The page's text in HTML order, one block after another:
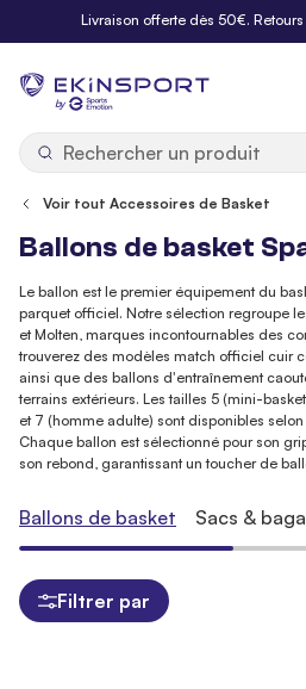
Allez au contenuLivraison offerte dès 50€.
by
Voir tout Accessoires de Basket
Ballons de basket
Le ballon est le premier équipement du
parquet officiel. Notre sélection regroupe
et Molten, marques incontournables des
trouverez des modèles match officiel cuir
ainsi que des ballons d'entraînement
terrains extérieurs. Les tailles 5 (mini-
et 7 (homme adulte) sont disponibles
Chaque ballon est sélectionné pour son
son rebond, garantissant un toucher de
Ballons de basket Sacs &
Filtrer par